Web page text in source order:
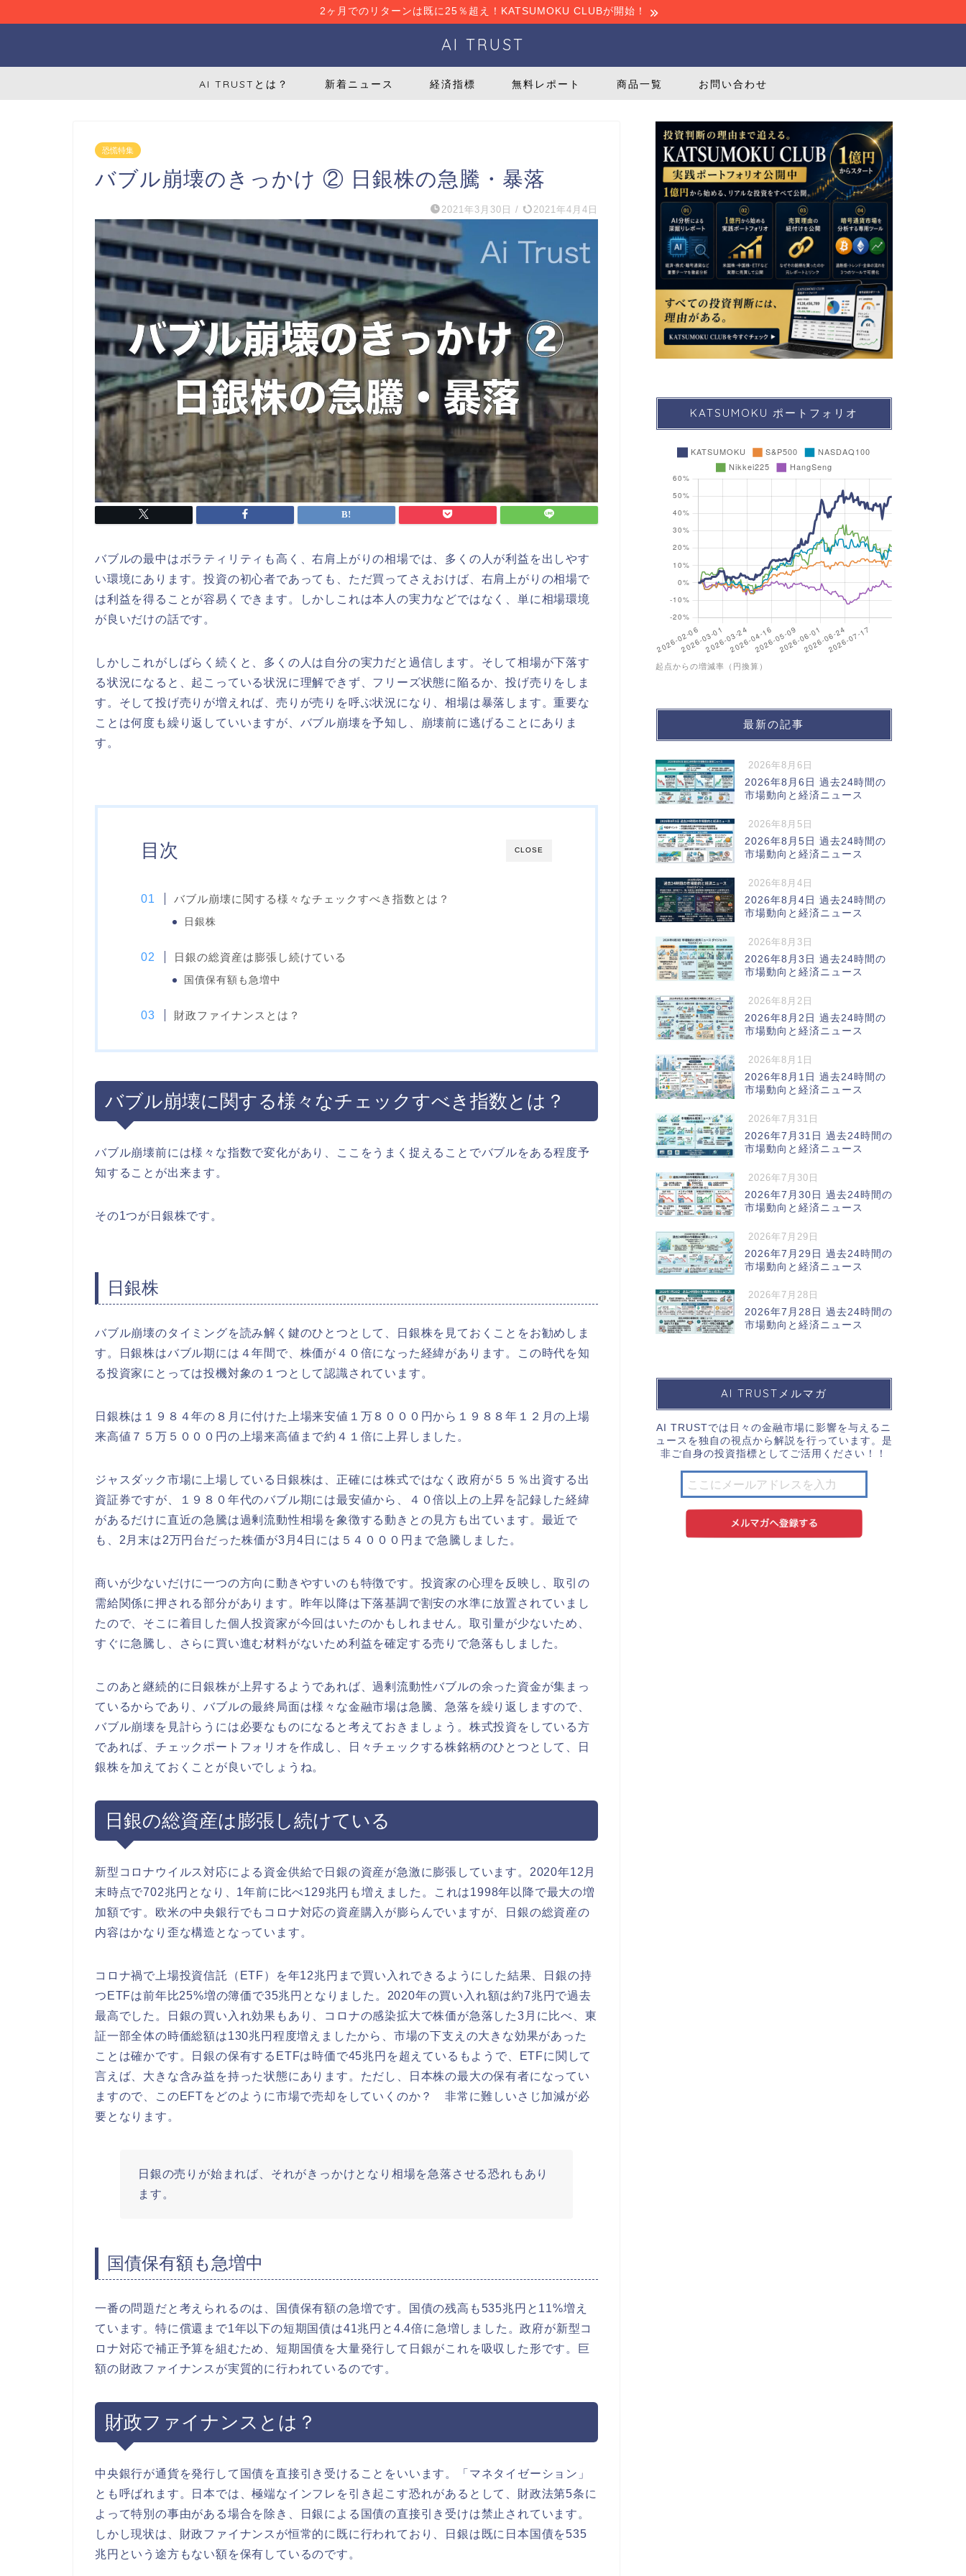
2ヶ月でのリターンは既に25％超え！KATSUMOKU CLUBが開始！
AI TRUST
AI TRUSTとは？ 新着ニュース 経済指標 無料レポート 商品一覧 お問い合わせ
恐慌特集
バブル崩壊のきっかけ ② 日銀株の急騰・暴落
2021年3月30日 / 2021年4月4日
バブルの最中はボラティリティも高く、右肩上がりの相場では、多くの人が利益を出しやす
い環境にあります。投資の初心者であっても、ただ買ってさえおけば、右肩上がりの相場で
は利益を得ることが容易くできます。しかしこれは本人の実力などではなく、単に相場環境
が良いだけの話です。
しかしこれがしばらく続くと、多くの人は自分の実力だと過信します。そして相場が下落す
る状況になると、起こっている状況に理解できず、フリーズ状態に陥るか、投げ売りをしま
す。そして投げ売りが増えれば、売りが売りを呼ぶ状況になり、相場は暴落します。重要な
ことは何度も繰り返していいますが、バブル崩壊を予知し、崩壊前に逃げることにありま
す。
CLOSE
目次
バブル崩壊に関する様々なチェックすべき指数とは？
日銀株
日銀の総資産は膨張し続けている
国債保有額も急増中
財政ファイナンスとは？
バブル崩壊に関する様々なチェックすべき指数とは？
バブル崩壊前には様々な指数で変化があり、ここをうまく捉えることでバブルをある程度予
知することが出来ます。
その1つが日銀株です。
日銀株
バブル崩壊のタイミングを読み解く鍵のひとつとして、日銀株を見ておくことをお勧めしま
す。日銀株はバブル期には４年間で、株価が４０倍になった経緯があります。この時代を知
る投資家にとっては投機対象の１つとして認識されています。
日銀株は１９８４年の８月に付けた上場来安値１万８０００円から１９８８年１２月の上場
来高値７５万５０００円の上場来高値まで約４１倍に上昇しました。
ジャスダック市場に上場している日銀株は、正確には株式ではなく政府が５５％出資する出
資証券ですが、１９８０年代のバブル期には最安値から、４０倍以上の上昇を記録した経緯
があるだけに直近の急騰は過剰流動性相場を象徴する動きとの見方も出ています。最近で
も、2月末は2万円台だった株価が3月4日には５４０００円まで急騰しました。
商いが少ないだけに一つの方向に動きやすいのも特徴です。投資家の心理を反映し、取引の
需給関係に押される部分があります。昨年以降は下落基調で割安の水準に放置されていまし
たので、そこに着目した個人投資家が今回はいたのかもしれません。取引量が少ないため、
すぐに急騰し、さらに買い進む材料がないため利益を確定する売りで急落もしました。
このあと継続的に日銀株が上昇するようであれば、過剰流動性バブルの余った資金が集まっ
ているからであり、バブルの最終局面は様々な金融市場は急騰、急落を繰り返しますので、
バブル崩壊を見計らうには必要なものになると考えておきましょう。株式投資をしている方
であれば、チェックポートフォリオを作成し、日々チェックする株銘柄のひとつとして、日
銀株を加えておくことが良いでしょうね。
日銀の総資産は膨張し続けている
新型コロナウイルス対応による資金供給で日銀の資産が急激に膨張しています。2020年12月
末時点で702兆円となり、1年前に比べ129兆円も増えました。これは1998年以降で最大の増
加額です。欧米の中央銀行でもコロナ対応の資産購入が膨らんでいますが、日銀の総資産の
内容はかなり歪な構造となっています。
コロナ禍で上場投資信託（ETF）を年12兆円まで買い入れできるようにした結果、日銀の持
つETFは前年比25%増の簿価で35兆円となりました。2020年の買い入れ額は約7兆円で過去
最高でした。日銀の買い入れ効果もあり、コロナの感染拡大で株価が急落した3月に比べ、東
証一部全体の時価総額は130兆円程度増えましたから、市場の下支えの大きな効果があった
ことは確かです。日銀の保有するETFは時価で45兆円を超えているもようで、ETFに関して
言えば、大きな含み益を持った状態にあります。ただし、日本株の最大の保有者になってい
ますので、このEFTをどのように市場で売却をしていくのか？ 非常に難しいさじ加減が必
要となります。
日銀の売りが始まれば、それがきっかけとなり相場を急落させる恐れもあり
ます。
国債保有額も急増中
一番の問題だと考えられるのは、国債保有額の急増です。国債の残高も535兆円と11%増え
ています。特に償還まで1年以下の短期国債は41兆円と4.4倍に急増しました。政府が新型コ
ロナ対応で補正予算を組むため、短期国債を大量発行して日銀がこれを吸収した形です。巨
額の財政ファイナンスが実質的に行われているのです。
財政ファイナンスとは？
中央銀行が通貨を発行して国債を直接引き受けることをいいます。「マネタイゼーション」
とも呼ばれます。日本では、極端なインフレを引き起こす恐れがあるとして、財政法第5条に
よって特別の事由がある場合を除き、日銀による国債の直接引き受けは禁止されています。
しかし現状は、財政ファイナンスが恒常的に既に行われており、日銀は既に日本国債を535
兆円という途方もない額を保有しているのです。
KATSUMOKU ポートフォリオ
起点からの増減率（円換算）
最新の記事
2026年8月6日
2026年8月6日 過去24時間の
市場動向と経済ニュース
2026年8月5日
2026年8月5日 過去24時間の
市場動向と経済ニュース
2026年8月4日
2026年8月4日 過去24時間の
市場動向と経済ニュース
2026年8月3日
2026年8月3日 過去24時間の
市場動向と経済ニュース
2026年8月2日
2026年8月2日 過去24時間の
市場動向と経済ニュース
2026年8月1日
2026年8月1日 過去24時間の
市場動向と経済ニュース
2026年7月31日
2026年7月31日 過去24時間の
市場動向と経済ニュース
2026年7月30日
2026年7月30日 過去24時間の
市場動向と経済ニュース
2026年7月29日
2026年7月29日 過去24時間の
市場動向と経済ニュース
2026年7月28日
2026年7月28日 過去24時間の
市場動向と経済ニュース
AI TRUSTメルマガ
AI TRUSTでは日々の金融市場に影響を与えるニ
ュースを独自の視点から解説を行っています。是
非ご自身の投資指標としてご活用ください！！